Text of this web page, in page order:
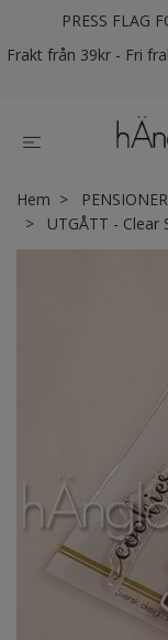
PRESS FLAG
Frakt från 39kr - Fri
Hem
UTGÅTT -